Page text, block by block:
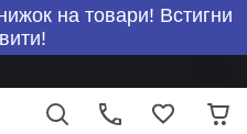
на товари! Встигни